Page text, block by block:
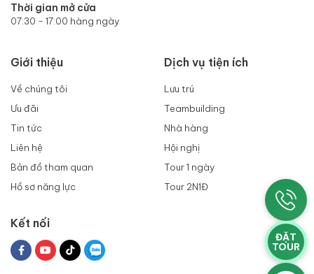
Thời gian mở cửa
07:30 - 17:00 hàng ngày
Giới thiệu
Về chúng tôi
Ưu đãi
Tin tức
Liên hệ
Bản đồ tham quan
Hồ sơ năng lực
Dịch vụ tiện ích
Lưu trú
Teambuilding
Nhà hàng
Hội nghị
Tour 1 ngày
Tour 2N1Đ
Kết nối
ĐẶT
TOUR